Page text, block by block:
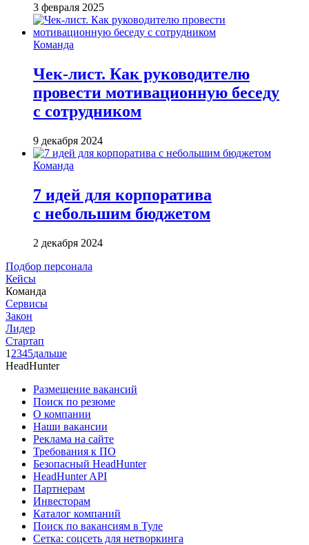
3 февраля 2025
Команда
Чек-лист. Как руководителю
провести мотивационную беседу
с сотрудником
9 декабря 2024
Команда
7 идей для корпоратива
с небольшим бюджетом
2 декабря 2024
Подбор персонала
Кейсы
Команда
Сервисы
Закон
Лидер
Стартап
1 2345дальше
HeadHunter
Размещение вакансий
Поиск по резюме
О компании
Наши вакансии
Реклама на сайте
Требования к ПО
Безопасный HeadHunter
HeadHunter API
Партнерам
Инвесторам
Каталог компаний
Поиск по вакансиям в Туле
Сетка: соцсеть для нетворкинга